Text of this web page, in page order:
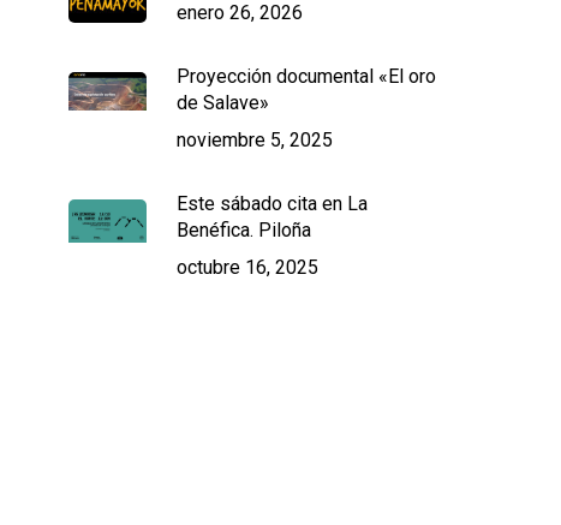
enero 26, 2026
Proyección documental «El oro
de Salave»
noviembre 5, 2025
Este sábado cita en La
Benéfica. Piloña
octubre 16, 2025